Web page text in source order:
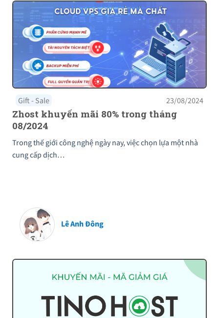
Gift - Sale 23/08/2024
Zhost khuyến mãi 80% trong tháng
08/2024
Trong thế giới công nghệ ngày nay, việc chọn lựa một nhà
cung cấp dịch…
Lê Anh Đông